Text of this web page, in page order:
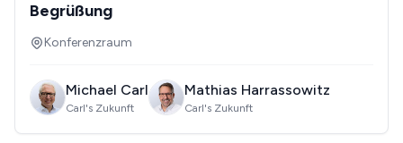
Begrüßung
Konferenzraum
Michael Carl
Carl's Zukunft
Mathias Harrassowitz
Carl's Zukunft